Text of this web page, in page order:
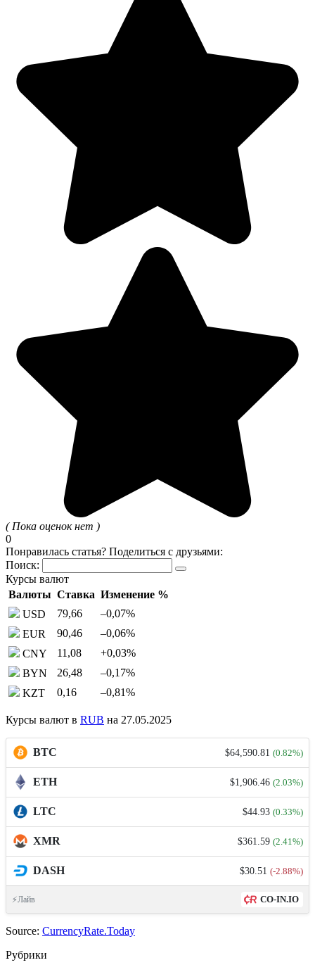
( Пока оценок нет )
0
Понравилась статья? Поделиться с друзьями:
Поиск:
Курсы валют
Валюты Ставка Изменение %
USD
79,66 –0,07%
EUR
90,46 –0,06%
CNY
11,08 +0,03%
BYN
26,48 –0,17%
KZT
0,16 –0,81%
Курсы валют в RUB на 27.05.2025
BTC $64,590.81 (0.82%)
ETH $1,906.46 (2.03%)
LTC $44.93 (0.33%)
XMR $361.59 (2.41%)
DASH $30.51 (-2.88%)
⚡Лайв CO-IN.IO
Source: CurrencyRate.Today
Рубрики